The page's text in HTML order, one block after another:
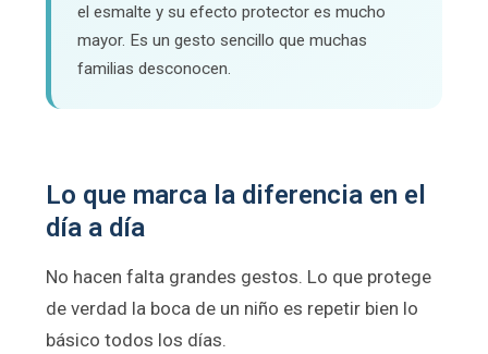
el esmalte y su efecto protector es mucho
mayor. Es un gesto sencillo que muchas
familias desconocen.
Lo que marca la diferencia en el
día a día
No hacen falta grandes gestos. Lo que protege
de verdad la boca de un niño es repetir bien lo
básico todos los días.